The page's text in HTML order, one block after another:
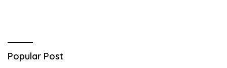
Popular Post